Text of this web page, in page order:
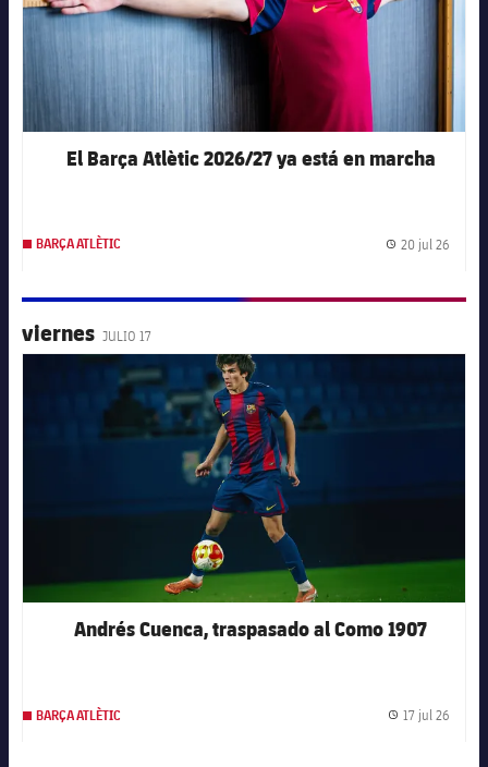
El Barça Atlètic 2026/27 ya está en marcha
BARÇA ATLÈTIC Fecha
20 jul 26
viernes JULIO 17
FC Barcelona club badge
Andrés Cuenca, traspasado al Como 1907
BARÇA ATLÈTIC Fecha
17 jul 26